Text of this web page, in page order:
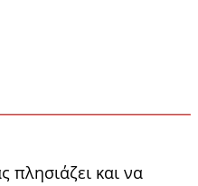
πλησιάζει και να